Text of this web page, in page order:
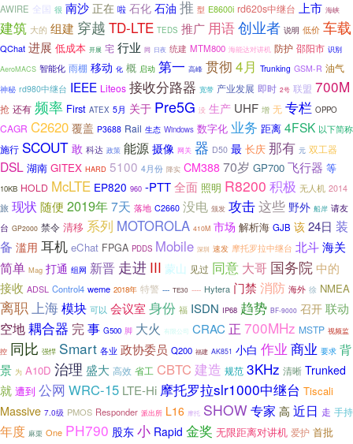
AWIRE 全国 很 南沙 正在 啦 石化 石油 推 型 E8600i rd620s中继台 上市 海峡
建筑 大的 组建 穿越 TD-LTE TEDS 推广 用语创业者 说明 低价 车载
QChat 进展 低成本 开展 宅 行业 同 日夜 统建 MTM800 海能达对讲机 防护 邵阳市 识别
AeroMACS 智能化 雨棚 移动 化 概 启动 第一 高峰 贯彻 4月 Trunking GSM-R 油气
神秘 rd980中继台 IEEE Liteos 接收分路器 宽带 产业发展 即时 2号 联盟 700M
抢 还有 频率 First ATEX 5月 关于 Pre5G 没 生产 UHF 增 无 专栏 OPPO
CAGR C2620 覆盖 P3688 Rail 生态 Windows 数字化 业务 距离 4FSK 以下简称
施行 SCOUT 敢 科达 政策 能源 摄像 网关 器 D50 最 长庆 那有 元 双工器
DSL 湖南 GITEX HARD 5100 4月份 降实 CM388 70岁 GP700 飞行器 等
10KB HOLD McLTE EP820 960 -PTT全面 照明 R8200 积极 无人机 2014
旅 现状 随便 2019年7天 落地 C2660 没电 颁发 攻击这些 野外 船岸 请友
台 GP2000 禁令 清移 系列 MOTOROLA 410M 市场 解析海 GJB 该 24日 装
备 滥用 耳机 eChat FPGA PDDS Mobile 深圳 速发 摩托罗拉中继台 北斗海关
简单 Mag 打通 组网 新晋 走进 III 蒙山 见过 同意 大哥 国务院中的
接收 ADSL Control4 weme 2018年 特警 --- TE30 ---- Hytera 门禁 消防 海外 徐 NMEA
离职 上海模块 可以 会议室 身份 福 ISDN IP68 趋势 BF-9000 召开 联动
空地耦合器 完事 G500 脚 大火 有限公司 CRAC 正 700MHz MSTP 视频监
控 同比 强悍 Smart 各业 政协委员 Q200 福建 AK851 小白 作业 商业 要求 背
景 为 A10D 治理 盛大 高效 省工 CBTC 建造 规范 3KHz 清晰 Trunked
就 遭到 公网 WRC-15 LTE-Hi 摩托罗拉slr1000中继台 Tiscali
Massive 7.0级 PMOS Responder 派出所 L16 摩托 SHOW专家 高 近日 走 手持
年度 麻栗 One PH790 股东 小 Rapid 金奖 无限距离对讲机 爱护 首批